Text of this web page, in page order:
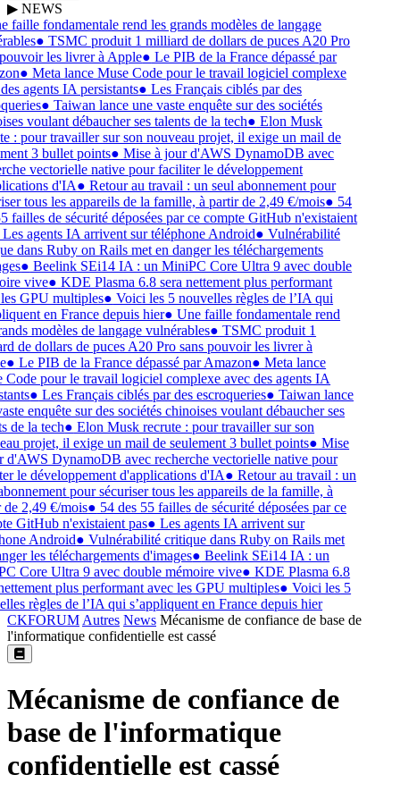
▶ NEWS
faille fondamentale rend les grands modèles de langage
●TSMC produit 1 milliard de dollars de puces A20 Pro
les livrer à Apple●Le PIB de la France dépassé par
●Meta lance Muse Code pour le travail logiciel complexe
agents IA persistants●Les Français ciblés par des
●Taiwan lance une vaste enquête sur des sociétés
voulant débaucher ses talents de la tech●Elon Musk
: pour travailler sur son nouveau projet, il exige un mail de
3 bullet points●Mise à jour d'AWS DynamoDB avec
vectorielle native pour faciliter le développement
d'IA●Retour au travail : un seul abonnement pour
tous les appareils de la famille, à partir de 2,49 €/mois●54
failles de sécurité déposées par ce compte GitHub n'existaient
agents IA arrivent sur téléphone Android●Vulnérabilité
dans Ruby on Rails met en danger les téléchargements
●Beelink SEi14 IA : un MiniPC Core Ultra 9 avec double
vive●KDE Plasma 6.8 sera nettement plus performant
GPU multiples●Voici les 5 nouvelles règles de l’IA qui
en France depuis hier●Une faille fondamentale rend
modèles de langage vulnérables●TSMC produit 1
de dollars de puces A20 Pro sans pouvoir les livrer à
●Le PIB de la France dépassé par Amazon●Meta lance
pour le travail logiciel complexe avec des agents IA
●Les Français ciblés par des escroqueries●Taiwan lance
enquête sur des sociétés chinoises voulant débaucher ses
de la tech●Elon Musk recrute : pour travailler sur son
projet, il exige un mail de seulement 3 bullet points●Mise
d'AWS DynamoDB avec recherche vectorielle native pour
le développement d'applications d'IA●Retour au travail : un
pour sécuriser tous les appareils de la famille, à
2,49 €/mois●54 des 55 failles de sécurité déposées par ce
GitHub n'existaient pas●Les agents IA arrivent sur
Android●Vulnérabilité critique dans Ruby on Rails met
les téléchargements d'images●Beelink SEi14 IA : un
Core Ultra 9 avec double mémoire vive●KDE Plasma 6.8
plus performant avec les GPU multiples●Voici les 5
règles de l’IA qui s’appliquent en France depuis hier
CKFORUMAutres News Mécanisme de confiance de base de
l'informatique confidentielle est cassé
Mécanisme de confiance de
base de l'informatique
confidentielle est cassé